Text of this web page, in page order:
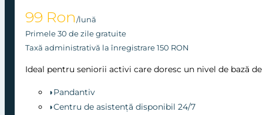
99 Ron /lună
Primele 30 de zile gratuite
Taxă administrativă la înregistrare 150 RON
Ideal pentru seniorii activi care doresc un nivel de bază
◗Pandantiv
◗Centru de asistență disponibil 24/7